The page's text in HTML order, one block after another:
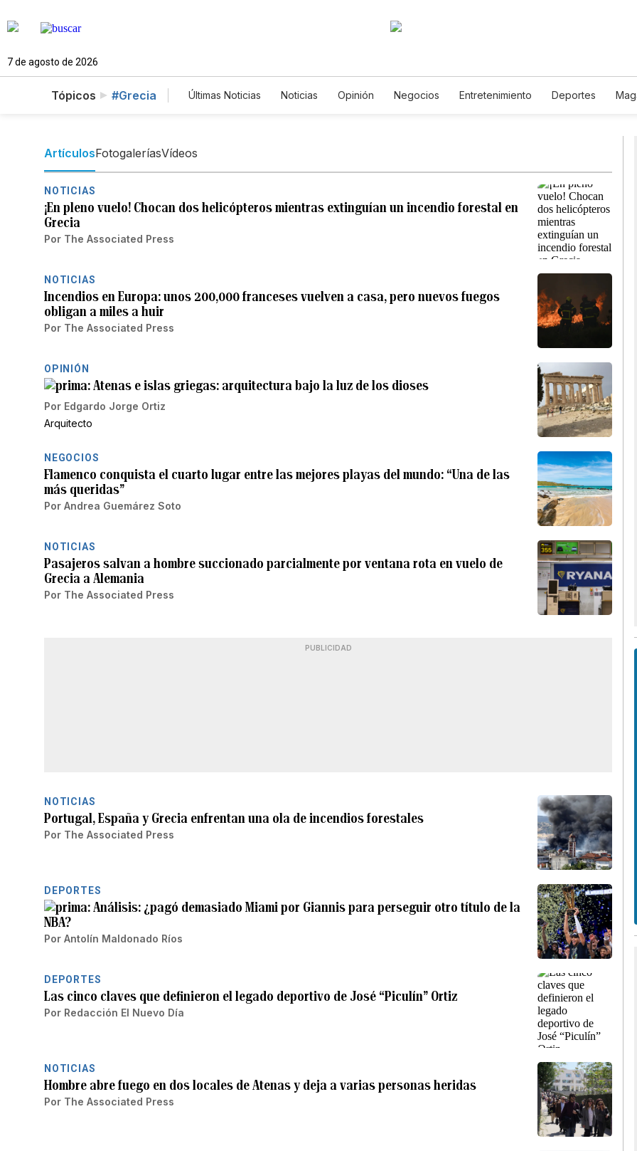
7 de agosto de 2026
Tópicos #Grecia Últimas Noticias Noticias Opinión Negocios Entretenimiento Deportes
ArtículosFotogaleríasVídeos
NOTICIAS
¡En pleno vuelo! Chocan dos helicópteros mientras extinguían un incendio forestal en
Grecia
Por The Associated Press
NOTICIAS
Incendios en Europa: unos 200,000 franceses vuelven a casa, pero nuevos fuegos
obligan a miles a huir
Por The Associated Press
OPINIÓN
Atenas e islas griegas: arquitectura bajo la luz de los dioses
Por Edgardo Jorge Ortiz
Arquitecto
NEGOCIOS
Flamenco conquista el cuarto lugar entre las mejores playas del mundo: “Una de las
más queridas”
Por Andrea Guemárez Soto
NOTICIAS
Pasajeros salvan a hombre succionado parcialmente por ventana rota en vuelo de
Grecia a Alemania
Por The Associated Press
PUBLICIDAD
NOTICIAS
Portugal, España y Grecia enfrentan una ola de incendios forestales
Por The Associated Press
DEPORTES
Análisis: ¿pagó demasiado Miami por Giannis para perseguir otro título de la
NBA?
Por Antolín Maldonado Ríos
DEPORTES
Las cinco claves que definieron el legado deportivo de José “Piculín” Ortiz
Por Redacción El Nuevo Día
NOTICIAS
Hombre abre fuego en dos locales de Atenas y deja a varias personas heridas
Por The Associated Press